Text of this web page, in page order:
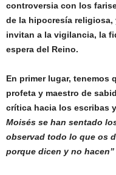
controversia con los
de la hipocresía
invitan a la vigilancia, la
espera del Reino.
En primer lugar, tenemos
profeta y maestro de
crítica hacia los escribas
Moisés se han sentado
observad todo lo que os
porque dicen y no hacen”